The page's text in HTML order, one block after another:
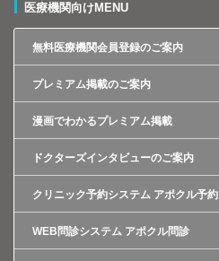
医療機関向けMENU
無料医療機関会員登録のご案内
プレミアム掲載のご案内
漫画でわかるプレミアム掲載
ドクターズインタビューのご案内
クリニック予約システム アポクル予約
WEB問診システム アポクル問診